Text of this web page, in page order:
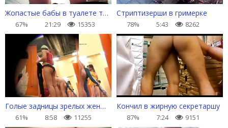
Жопастые бабы в туалете торгового центра
67% 21:29 15353
Стриптизерши в гримерке
78% 5:43 8262
Голые задницы зрелых женщин в раздевалке
61% 8:58 11255
Кончил в жирную секретаршу
87% 7:24 9151